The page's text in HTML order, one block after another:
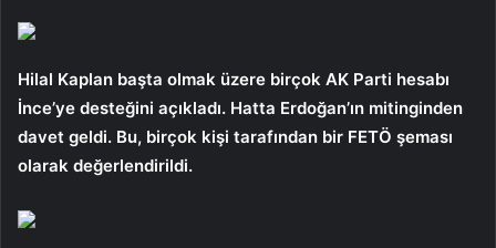
Hilal Kaplan başta olmak üzere birçok AK Parti hesabı
İnce’ye desteğini açıkladı. Hatta Erdoğan’ın mitinginden
davet geldi. Bu, birçok kişi tarafından bir FETÖ şeması
olarak değerlendirildi.